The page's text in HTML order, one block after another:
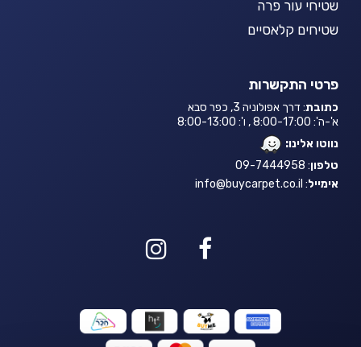
שטיחי עור פרה
שטיחים קלאסיים
פרטי התקשרות
כתובת: דרך אפולוניה 3, כפר סבא
א'-ה': 8:00-17:00 , ו': 8:00-13:00
נווטו אלינו:
טלפון: 09-7444958
אימייל:
info@buycarpet.co.il